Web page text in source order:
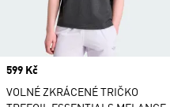
Price
599 Kč
VOLNÉ ZKRÁCENÉ TRIČKO